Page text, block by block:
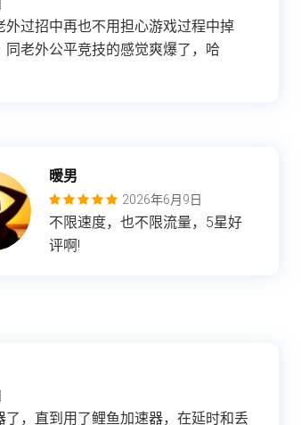
过招中再也不用担心游戏过程中掉
老外公平竞技的感觉爽爆了，哈
暖男
2026年6月9日
不限速度，也不限流量，5星好
评啊!
，直到用了鲤鱼加速器，在延时和丢